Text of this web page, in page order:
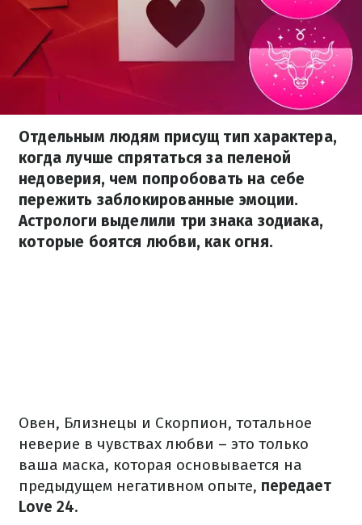
Отдельным людям присущ тип характера,
когда лучше спрятаться за пеленой
недоверия, чем попробовать на себе
пережить заблокированные эмоции.
Астрологи выделили три знака зодиака,
которые боятся любви, как огня.
Овен, Близнецы и Скорпион, тотальное
неверие в чувствах любви – это только
ваша маска, которая основывается на
предыдущем негативном опыте, передает
Love 24.